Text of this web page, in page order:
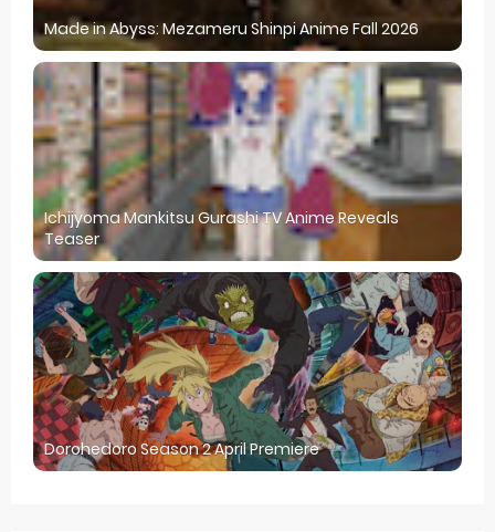
Made in Abyss: Mezameru Shinpi Anime Fall 2026
Ichijyoma Mankitsu Gurashi TV Anime Reveals
Teaser
Dorohedoro Season 2 April Premiere